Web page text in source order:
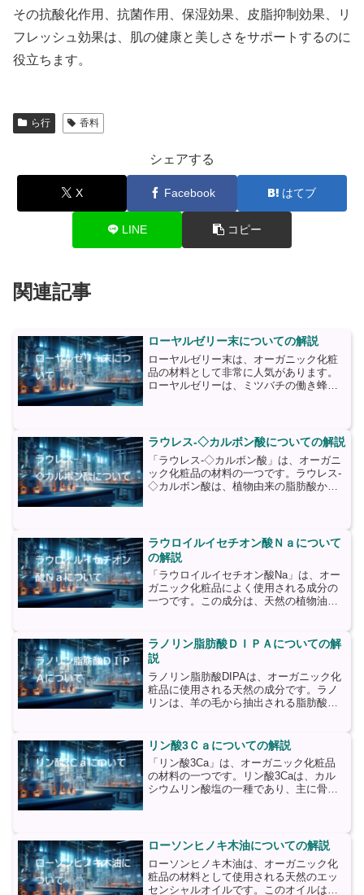
その抗酸化作用、抗菌作用、保湿効果、皮脂抑制効果、リ
フレッシュ効果は、肌の健康と美しさをサポートするのに
役立ちます。
ら行 香料
シェアする
X Facebook はてブ
LINE コピー
関連記事
ローヤルゼリー末についての解説
ローヤルゼリー末は、オーガニック化粧
品の材料として非常に人気があります。
ローヤルゼリーは、ミツバチの働き蜂が
状にしたものです。ローヤ...
ラウレス-◇カルボン酸についての解説
「ラウレス-◇カルボン酸」は、オーガニ
ック化粧品の材料の一つです。ラウレス-
◇カルボン酸は、植物由来の脂肪酸から
ラウレス-◇カルボン...
ラウロイルイセチオン酸Ｎａについて
の解説
「ラウロイルイセチオン酸Na」は、オー
ガニック化粧品によく使用される成分の
一つです。この成分は、天然の植物油か
ロイルイセチオン酸Naは、洗浄剤や界面
活性剤として広く使用...
ラノリン脂肪酸ＤＩＰＡについての解
説
ラノリン脂肪酸DIPAは、オーガニック化
粧品に使用される天然の成分です。ラノ
リンは、羊の毛から抽出される脂肪酸で
化剤として機能します。ラノリン脂肪酸
DIPAは、肌に...
リン酸3Ｃａについての解説
「リン酸3Ca」は、オーガニック化粧品
の材料の一つです。リン酸3Caは、カル
シウムリン酸塩の一種であり、主に骨や
か、合成されることが...
ローソンヒノキ木油についての解説
ローソンヒノキ木油は、オーガニック化
粧品の材料として使用される天然のエッ
センシャルオイルです。このオイルは、